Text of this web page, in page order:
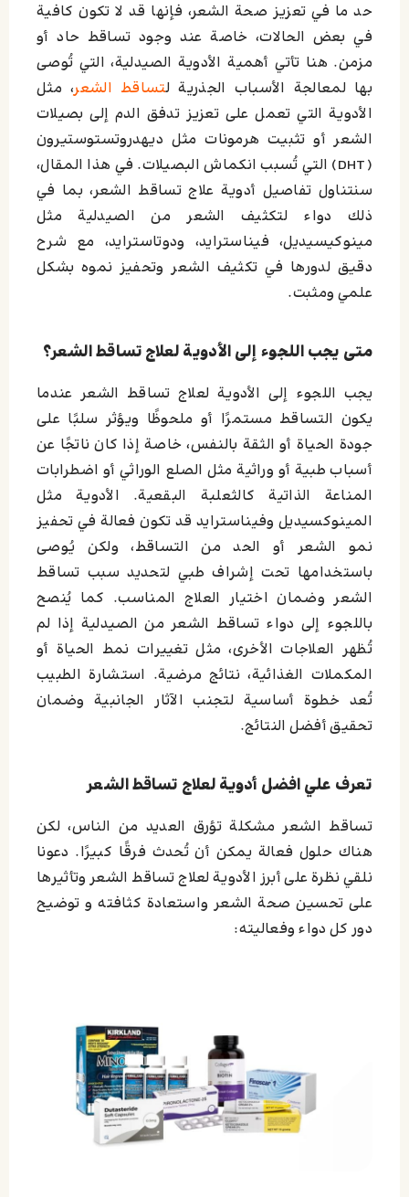
حد ما في تعزيز صحة الشعر، فإنها قد لا تكون كافية
في بعض الحالات، خاصة عند وجود تساقط حاد أو
مزمن. هنا تأتي أهمية الأدوية الصيدلية، التي تُوصى
بها لمعالجة الأسباب الجذرية لتساقط الشعر، مثل
الأدوية التي تعمل على تعزيز تدفق الدم إلى بصيلات
الشعر أو تثبيت هرمونات مثل ديهدروتستوستيرون
(DHT) التي تُسبب انكماش البصيلات. في هذا المقال،
سنتناول تفاصيل أدوية علاج تساقط الشعر، بما في
ذلك دواء لتكثيف الشعر من الصيدلية مثل
مينوكيسيديل، فيناسترايد، ودوتاسترايد، مع شرح
دقيق لدورها في تكثيف الشعر وتحفيز نموه بشكل
علمي ومثبت.
متى يجب اللجوء إلى الأدوية لعلاج تساقط الشعر؟
يجب اللجوء إلى الأدوية لعلاج تساقط الشعر عندما
يكون التساقط مستمرًا أو ملحوظًا ويؤثر سلبًا على
جودة الحياة أو الثقة بالنفس، خاصة إذا كان ناتجًا عن
أسباب طبية أو وراثية مثل الصلع الوراثي أو اضطرابات
المناعة الذاتية كالثعلبة البقعية. الأدوية مثل
المينوكسيديل وفيناسترايد قد تكون فعالة في تحفيز
نمو الشعر أو الحد من التساقط، ولكن يُوصى
باستخدامها تحت إشراف طبي لتحديد سبب تساقط
الشعر وضمان اختيار العلاج المناسب. كما يُنصح
باللجوء إلى دواء تساقط الشعر من الصيدلية إذا لم
تُظهر العلاجات الأخرى، مثل تغييرات نمط الحياة أو
المكملات الغذائية، نتائج مرضية. استشارة الطبيب
تُعد خطوة أساسية لتجنب الآثار الجانبية وضمان
تحقيق أفضل النتائج.
تعرف علي افضل أدوية لعلاج تساقط الشعر
تساقط الشعر مشكلة تؤرق العديد من الناس، لكن
هناك حلول فعالة يمكن أن تُحدث فرقًا كبيرًا. دعونا
نلقي نظرة على أبرز الأدوية لعلاج تساقط الشعر وتأثيرها
على تحسين صحة الشعر واستعادة كثافته و توضيح
دور كل دواء وفعاليته: